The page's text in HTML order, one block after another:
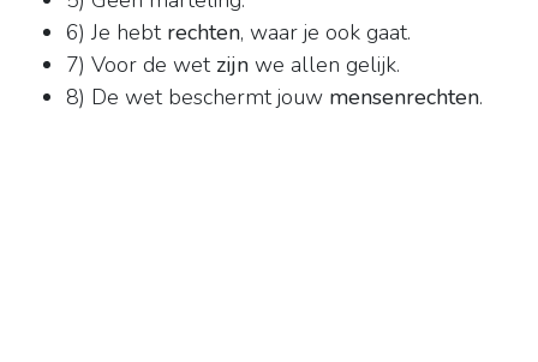
6) Je hebt rechten, waar je ook gaat.
7) Voor de wet zijn we allen gelijk.
8) De wet beschermt jouw mensenrechten.